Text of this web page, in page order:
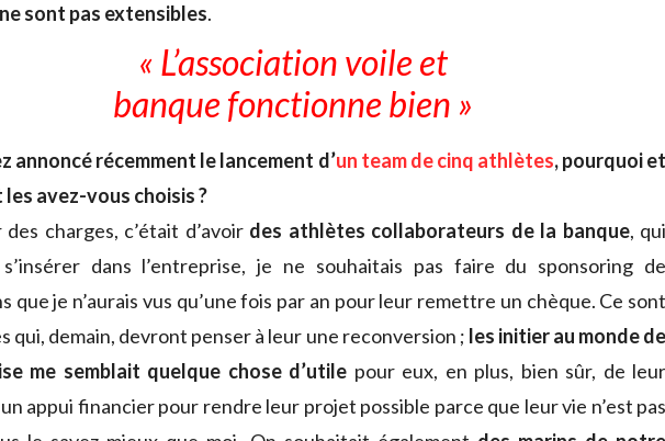
sont pas extensibles.
« L’association voile et
banque fonctionne bien »
annoncé récemment le lancement d’un team de cinq athlètes, pourquoi et
les avez-vous choisis ?
charges, c’était d’avoir des athlètes collaborateurs de la banque, qui
dans l’entreprise, je ne souhaitais pas faire du sponsoring de
que je n’aurais vus qu’une fois par an pour leur remettre un chèque. Ce sont
qui, demain, devront penser à leur une reconversion ; les initier au monde de
me semblait quelque chose d’utile pour eux, en plus, bien sûr, de leur
appui financier pour rendre leur projet possible parce que leur vie n’est pas